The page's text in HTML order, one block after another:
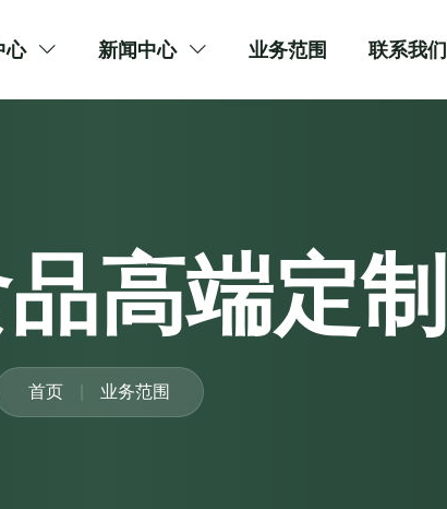
心 新闻中心 业务范围 联系我们
高端定制
首页 业务范围